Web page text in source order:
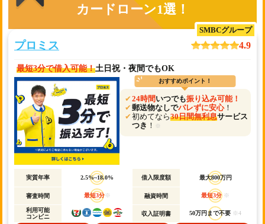
カードローン1選！
SMBCグループ
プロミス 4.9
最短3分で借入可能！土日祝・夜間でもOK
おすすめポイント！
24時間 いつでも振り込み可能！
郵送物なしでバレずに安心！
初めてなら30日間無利息サービス
つき ！ ※
実質年率 2.5%~18.0% 借入限度額 最大800万円
審査時間 最短3分※ 融資時間 最短3分 ※
利用可能
コンビニ
収入証明書 50万円まで不要 ※4